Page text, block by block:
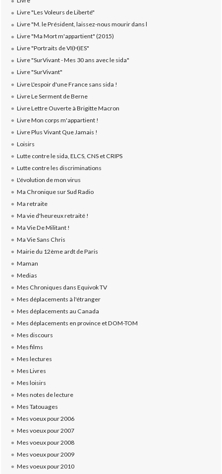
Livre "Les Voleurs de Liberté"
Livre "M. le Président, laissez-nous mourir dans l
Livre "Ma Mort m'appartient" (2015)
Livre "Portraits de VI(H)ES"
Livre "SurVivant - Mes 30 ans avec le sida"
Livre "SurVivant"
Livre L'espoir d'une France sans sida !
Livre Le Serment de Berne
Livre Lettre Ouverte à Brigitte Macron
Livre Mon corps m'appartient !
Livre Plus Vivant Que Jamais !
Loisirs
Lutte contre le sida, ELCS, CNS et CRIPS
Lutte contre les discriminations
L'évolution de mon virus
Ma Chronique sur Sud Radio
Ma retraite
Ma vie d'heureux retraité !
Ma Vie De Militant !
Ma Vie Sans Chris
Mairie du 12ème ardt de Paris
Maman
Medias
Mes Chroniques dans Equivok TV
Mes déplacements à l'étranger
Mes déplacements au Canada
Mes déplacements en province et DOM-TOM
Mes discours
Mes films
Mes lectures
Mes Livres
Mes loisirs
Mes notes de lecture
Mes Tatouages
Mes voeux pour 2006
Mes voeux pour 2007
Mes voeux pour 2008
Mes voeux pour 2009
Mes voeux pour 2010